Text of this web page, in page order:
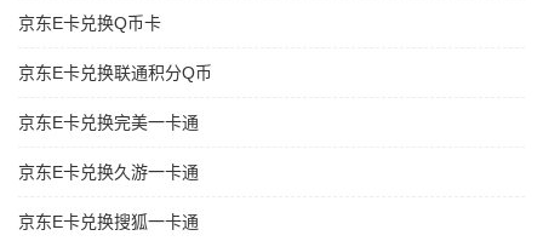
京东E卡兑换Q币卡
京东E卡兑换联通积分Q币
京东E卡兑换完美一卡通
京东E卡兑换久游一卡通
京东E卡兑换搜狐一卡通